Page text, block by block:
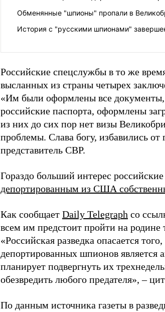
Обменянные "шпионы" пропали в
История с "русскими шпионами"
Российские спецслужбы в то же
высланных из страны четырех
«Им были оформлены все
российские паспорта, оформлены
из них до сих пор нет визы
проблемы. Слава богу, избавились от
представитель СВР.
Гораздо больший интерес
депортированным из США
Как сообщает Daily Telegraph со
всем им предстоит пройти на родине
«Российская разведка опасается
депортированных шпионов является
планирует подвергнуть их
обезвредить любого предателя»,–
По данным источника газеты в